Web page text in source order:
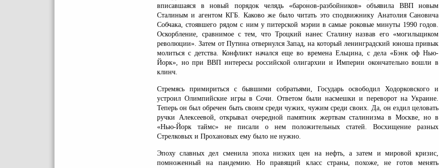
вписавшаяся в новый порядок челядь «баронов-разбойников» объявила ВВП новым
Сталиным и агентом КГБ. Каково же было читать это сподвижнику Анатолия Сановича
Собчака, стоявшего рядом с ним у питерской мэрии в самые роковые минуты 1990 годов.
Оскорбление, сравнимое с тем, что Троцкий нанес Сталину назвав его «могильщиком
революции». Затем от Путина отвернулся Запад, на который ленинградский юноша привык
молиться с детства. Конфликт начался еще во времена Ельцина, с дела «Бэнк оф Нью-
Йорк», но при ВВП интересы российской олигархии и Империи окончательно вошли в
клинч.
Стремясь примириться с бывшими собратьями, Государь освободил Ходорковского и
устроил Олимпийские игры в Сочи. Ответом были насмешки и переворот на Украине.
Теперь он был обречен быть своим среди чужих, чужим среди своих. Да, он ездил целовать
ручки Алексеевой, открывал очередной памятник жертвам сталинизма в Москве, но в
«Нью-Йорк таймс» не писали о нем положительных статей. Восхищение разных
Стрелковых и Прохановых ему было не нужно.
Эпоху славных дел сменила эпоха низких цен на нефть, а затем и мировой кризис,
помноженный на пандемию. Но правящий класс страны, похоже, не готов менять